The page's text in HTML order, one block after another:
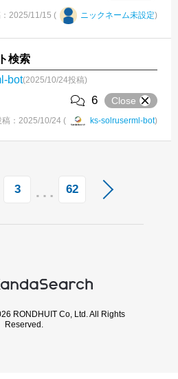
2025/11/15 ( ニックネーム未設定)
検索
bot(2025/10/24投稿)
6 Close
稿：2025/10/24 ( ks-solruserml-bot)
3 … 62
RONDHUIT Co, Ltd. All Rights
Reserved.